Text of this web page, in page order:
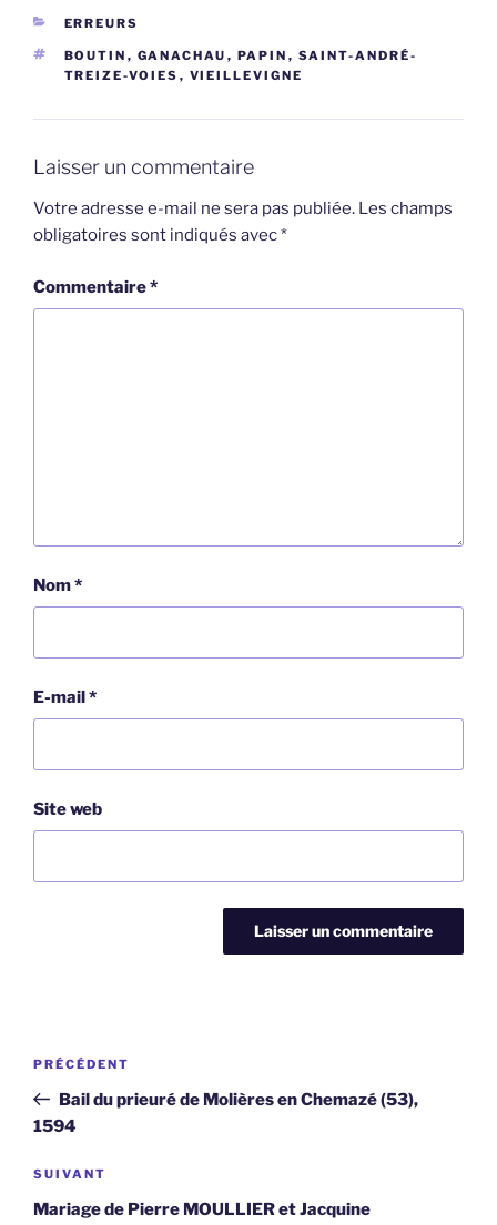
CATÉGORIES
ERREURS
ÉTIQUETTES
BOUTIN , GANACHAU , PAPIN , SAINT-ANDRÉ-
TREIZE-VOIES , VIEILLEVIGNE
Laisser un commentaire
Votre adresse e-mail ne sera pas publiée. Les champs
obligatoires sont indiqués avec*
Commentaire*
Nom*
E-mail*
Site web
Navigation
l’article
Article
précédent
PRÉCÉDENT
Bail du prieuré de Molières en Chemazé (53),
1594
Article
suivant
SUIVANT
Mariage de Pierre MOULLIER et Jacquine